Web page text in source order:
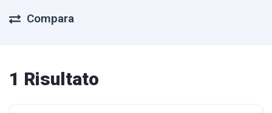
Compara
1 Risultato